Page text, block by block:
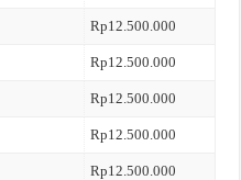
Rp12.500.000
Rp12.500.000
Rp12.500.000
Rp12.500.000
Rp12.500.000